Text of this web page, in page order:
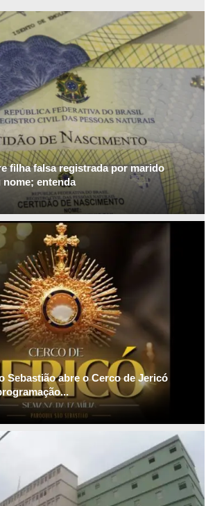
filha falsa registrada por marido
nome; entenda
Sebastião abre o Cerco de Jericó